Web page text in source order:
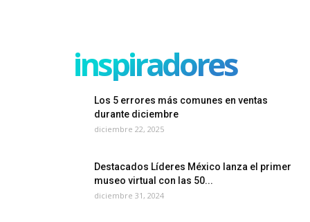
inspiradores
Los 5 errores más comunes en ventas
durante diciembre
diciembre 22, 2025
Destacados Líderes México lanza el primer
museo virtual con las 50...
diciembre 31, 2024